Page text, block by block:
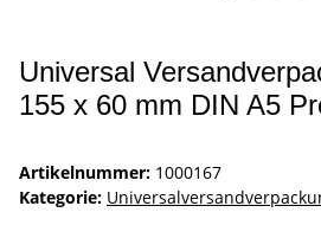
Universal
155 x 60 mm DIN A5
Artikelnummer: 1000167
Kategorie: